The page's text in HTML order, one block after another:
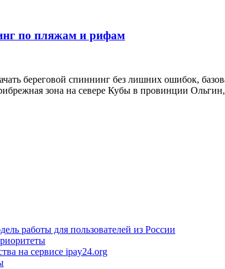
по пляжам и рифам
береговой спиннинг без лишних ошибок,
зона на севере Кубы в провинции
работы для пользователей из России
на сервисе ipay24.org